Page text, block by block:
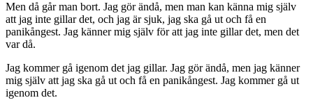
Men då går man bort. Jag gör ändå, men man kan känna mig själv
att jag inte gillar det, och jag är sjuk, jag ska gå ut och få en
panikångest. Jag känner mig själv för att jag inte gillar det, men det
var då.
Jag kommer gå igenom det jag gillar. Jag gör ändå, men jag känner
mig själv att jag ska gå ut och få en panikångest. Jag kommer gå ut
igenom det.